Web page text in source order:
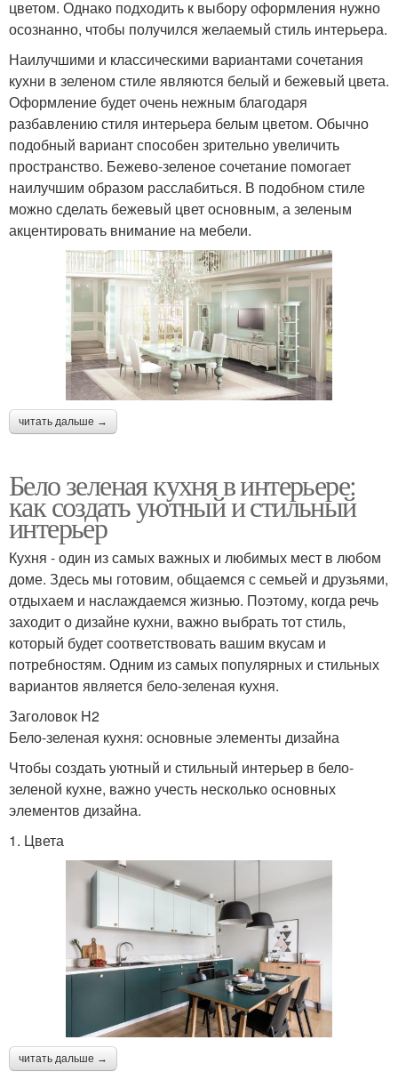
цветом. Однако подходить к выбору оформления нужно
осознанно, чтобы получился желаемый стиль интерьера.
Наилучшими и классическими вариантами сочетания
кухни в зеленом стиле являются белый и бежевый цвета.
Оформление будет очень нежным благодаря
разбавлению стиля интерьера белым цветом. Обычно
подобный вариант способен зрительно увеличить
пространство. Бежево-зеленое сочетание помогает
наилучшим образом расслабиться. В подобном стиле
можно сделать бежевый цвет основным, а зеленым
акцентировать внимание на мебели.
читать дальше →
Бело зеленая кухня в интерьере:
как создать уютный и стильный
интерьер
Кухня - один из самых важных и любимых мест в любом
доме. Здесь мы готовим, общаемся с семьей и друзьями,
отдыхаем и наслаждаемся жизнью. Поэтому, когда речь
заходит о дизайне кухни, важно выбрать тот стиль,
который будет соответствовать вашим вкусам и
потребностям. Одним из самых популярных и стильных
вариантов является бело-зеленая кухня.
Заголовок H2
Бело-зеленая кухня: основные элементы дизайна
Чтобы создать уютный и стильный интерьер в бело-
зеленой кухне, важно учесть несколько основных
элементов дизайна.
1. Цвета
читать дальше →